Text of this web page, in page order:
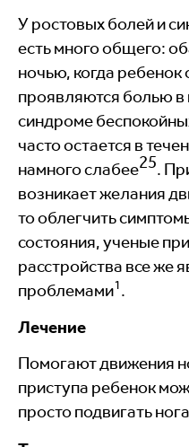
У ростовых болей и
есть много общего:
ночью, когда ребенок
проявляются болью в
синдроме
часто остается в
намного слабее25.
возникает желания
то облегчить
состояния, ученые
расстройства все же
проблемами1.
Лечение
Помогают движения
приступа ребенок
просто подвигать